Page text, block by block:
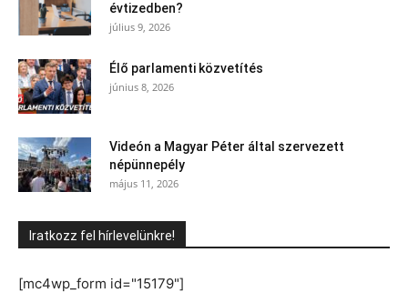
évtizedben?
július 9, 2026
Élő parlamenti közvetítés
június 8, 2026
Videón a Magyar Péter által szervezett
népünnepély
május 11, 2026
Iratkozz fel hírlevelünkre!
[mc4wp_form id="15179"]